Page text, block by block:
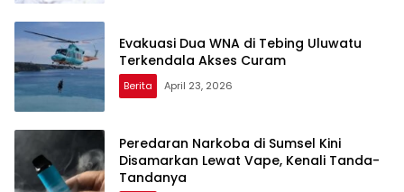
Evakuasi Dua WNA di Tebing Uluwatu
Terkendala Akses Curam
Berita April 23, 2026
Peredaran Narkoba di Sumsel Kini
Disamarkan Lewat Vape, Kenali Tanda-
Tandanya